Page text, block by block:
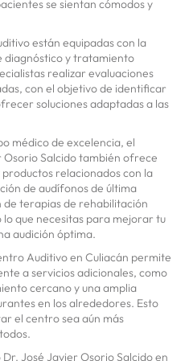
se sientan cómodos y
están equipadas con la
diagnóstico y tratamiento
realizar evaluaciones
con el objetivo de identificar
soluciones adaptadas a las
médico de excelencia, el
Salcido también ofrece
relacionados con la
de audífonos de última
terapias de rehabilitación
que necesitas para mejorar tu
audición óptima.
Auditivo en Culiacán permite
a servicios adicionales, como
cercano y una amplia
en los alrededores. Esto
el centro sea aún más
José Javier Osorio Salcido en